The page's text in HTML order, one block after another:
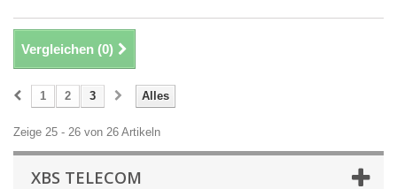
Vergleichen (0)
Alles
1 2 3
Zeige 25 - 26 von 26 Artikeln
XBS TELECOM